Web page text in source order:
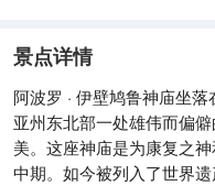
景点详情
阿波罗 · 伊壁鸠鲁神庙坐
亚州东北部一处雄伟而偏
美。这座神庙是为康复之
中期。如今被列入了世界遗